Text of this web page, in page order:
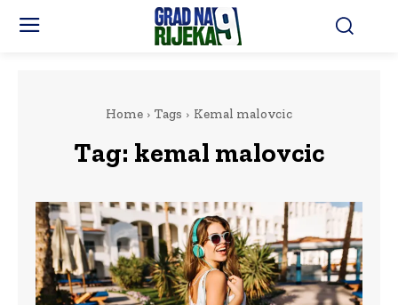
Home Tags Kemal malovcic
Tag: kemal malovcic